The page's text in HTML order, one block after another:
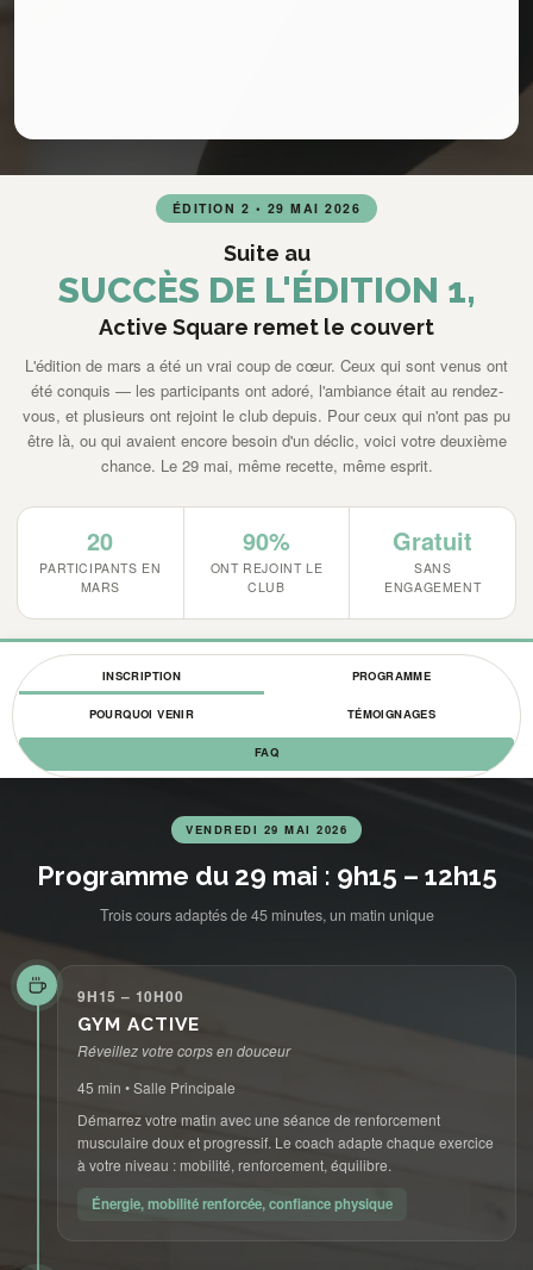
ÉDITION 2 • 29 MAI 2026
Suite au
SUCCÈS DE L'ÉDITION 1,
Active Square remet le couvert
L'édition de mars a été un vrai coup de cœur. Ceux qui sont venus ont
été conquis — les participants ont adoré, l'ambiance était au rendez-
vous, et plusieurs ont rejoint le club depuis. Pour ceux qui n'ont pas pu
être là, ou qui avaient encore besoin d'un déclic, voici votre deuxième
chance. Le 29 mai, même recette, même esprit.
20
PARTICIPANTS EN
MARS
90%
ONT REJOINT LE
CLUB
Gratuit
SANS
ENGAGEMENT
INSCRIPTION PROGRAMME
POURQUOI VENIR TÉMOIGNAGES
FAQ
VENDREDI 29 MAI 2026
Programme du 29 mai : 9h15 – 12h15
Trois cours adaptés de 45 minutes, un matin unique
9H15 – 10H00
GYM ACTIVE
Réveillez votre corps en douceur
45 min • Salle Principale
Démarrez votre matin avec une séance de renforcement
musculaire doux et progressif. Le coach adapte chaque exercice
à votre niveau : mobilité, renforcement, équilibre.
Énergie, mobilité renforcée, confiance physique